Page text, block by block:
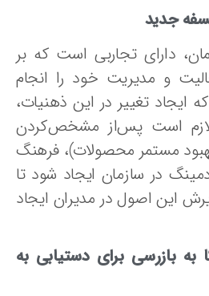
جدید
تجاربی است که‌ بر
و مدیریت خود را انجام
تغییر در این ذهنیات،‌
است‌ پس‌از مشخص‌کردن‌
مستمر محصولات)، فرهنگ‌
سازمان‌ ایجاد شود تا
این‌ اصول‌ در مدیران ایجاد
بازرسی برای دستیابی به